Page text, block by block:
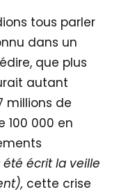
tous parler
dans un
que plus
autant
millions de
100 000 en
écrit la veille
cette crise